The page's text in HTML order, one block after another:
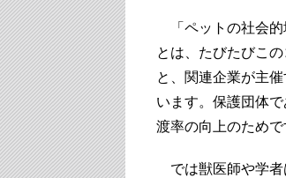
「ペットの社会的
とは、たびたびこ
と、関連企業が主
います。保護団体
渡率の向上のためで
では獣医師や学者